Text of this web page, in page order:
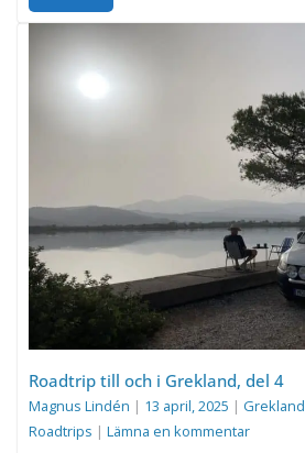
Roadtrip till och i Grekland, del 4
Magnus Lindén | 13 april, 2025 | Grekland
Roadtrips | Lämna en kommentar